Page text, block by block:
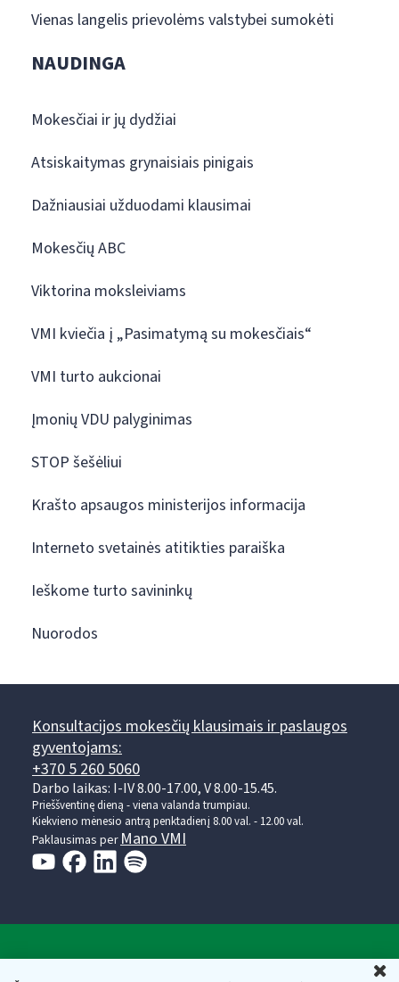
Vienas langelis prievolėms valstybei sumokėti
NAUDINGA
Mokesčiai ir jų dydžiai
Atsiskaitymas grynaisiais pinigais
Dažniausiai užduodami klausimai
Mokesčių ABC
Viktorina moksleiviams
VMI kviečia į „Pasimatymą su mokesčiais“
VMI turto aukcionai
Įmonių VDU palyginimas
STOP šešėliui
Krašto apsaugos ministerijos informacija
Interneto svetainės atitikties paraiška
Ieškome turto savininkų
Nuorodos
Konsultacijos mokesčių klausimais ir paslaugos
gyventojams:
+370 5 260 5060
Darbo laikas: I-IV 8.00-17.00, V 8.00-15.45.
Prieššventinę dieną - viena valanda trumpiau.
Kiekvieno mėnesio antrą penktadienį 8.00 val. - 12.00 val.
Paklausimas per Mano VMI